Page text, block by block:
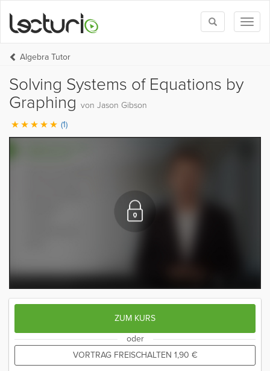
Toggle
search
Algebra Tutor
Solving Systems of Equations by
Graphing von Jason Gibson
(1)
ZUM KURS
oder
VORTRAG FREISCHALTEN 1,90 €